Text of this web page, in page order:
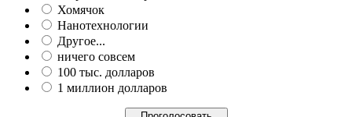
Хомячок
Нанотехнологии
Другое...
ничего совсем
100 тыс. долларов
1 миллион долларов